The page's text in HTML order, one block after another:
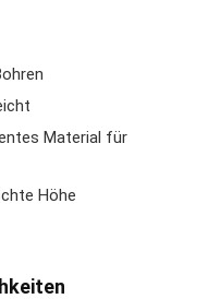
Material für
Höhe